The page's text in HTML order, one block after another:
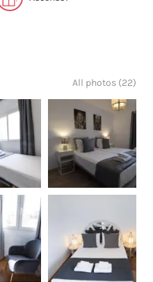
All photos (22)